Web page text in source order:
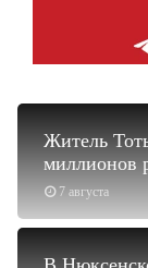
7 августа
Житель
миллионов